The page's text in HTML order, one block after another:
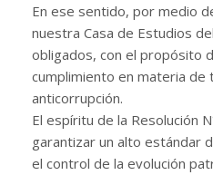
En ese sentido, por medio
nuestra Casa de Estudios
obligados, con el propósito
cumplimiento en materia de
anticorrupción.
El espíritu de la Resolución
garantizar un alto estándar
el control de la evolución